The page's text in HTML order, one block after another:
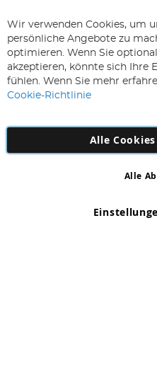
Melden
Sie
unseren
Newsletter
Wir verwenden Cookies, um
persönliche Angebote zu
optimieren. Wenn Sie
akzeptieren, könnte sich Ihre
fühlen. Wenn Sie mehr
Cookie-Richtlinie
Alle
Alle